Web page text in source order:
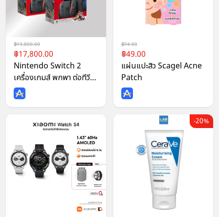
19,800.00
17,800.00
Nintendo Switch 2
เครื่องเกมส์ พกพา ต่อทีวี
รุ่นใหม่ Console ประกัน
ศูนย์
74.00
49.00
แผ่นแปะสิว Scagel Acne
Patch
20%